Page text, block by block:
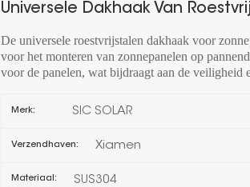
Universele Dakhaak Van
De universele roestvrijstalen dakhaak voor
voor het monteren van zonnepanelen op
voor de panelen, wat bijdraagt aan de veiligheid
Merk: SIC SOLAR
Verzendhaven: Xiamen
Materiaal: SUS304